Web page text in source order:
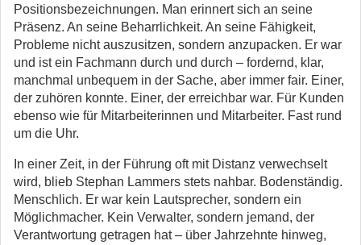
Positionsbezeichnungen. Man erinnert sich an seine
Präsenz. An seine Beharrlichkeit. An seine Fähigkeit,
Probleme nicht auszusitzen, sondern anzupacken. Er war
und ist ein Fachmann durch und durch – fordernd, klar,
manchmal unbequem in der Sache, aber immer fair. Einer,
der zuhören konnte. Einer, der erreichbar war. Für Kunden
ebenso wie für Mitarbeiterinnen und Mitarbeiter. Fast rund
um die Uhr.
In einer Zeit, in der Führung oft mit Distanz verwechselt
wird, blieb Stephan Lammers stets nahbar. Bodenständig.
Menschlich. Er war kein Lautsprecher, sondern ein
Möglichmacher. Kein Verwalter, sondern jemand, der
Verantwortung getragen hat – über Jahrzehnte hinweg,